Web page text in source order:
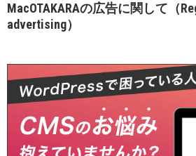
MacOTAKARAの広告に関して（
advertising）